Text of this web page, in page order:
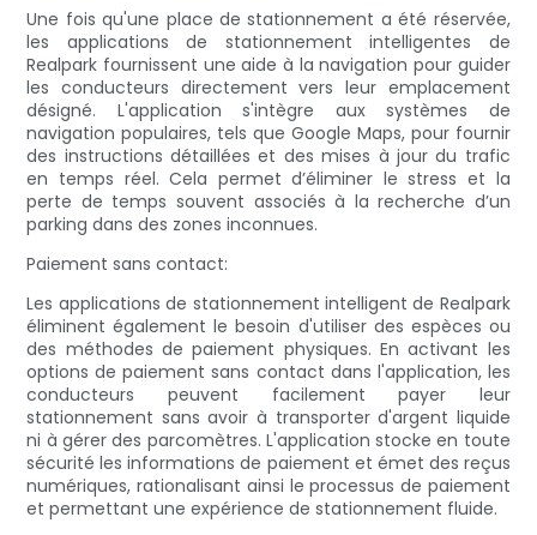
Une fois qu'une place de stationnement a été réservée,
les applications de stationnement intelligentes de
Realpark fournissent une aide à la navigation pour guider
les conducteurs directement vers leur emplacement
désigné. L'application s'intègre aux systèmes de
navigation populaires, tels que Google Maps, pour fournir
des instructions détaillées et des mises à jour du trafic
en temps réel. Cela permet d’éliminer le stress et la
perte de temps souvent associés à la recherche d’un
parking dans des zones inconnues.
Paiement sans contact:
Les applications de stationnement intelligent de Realpark
éliminent également le besoin d'utiliser des espèces ou
des méthodes de paiement physiques. En activant les
options de paiement sans contact dans l'application, les
conducteurs peuvent facilement payer leur
stationnement sans avoir à transporter d'argent liquide
ni à gérer des parcomètres. L'application stocke en toute
sécurité les informations de paiement et émet des reçus
numériques, rationalisant ainsi le processus de paiement
et permettant une expérience de stationnement fluide.